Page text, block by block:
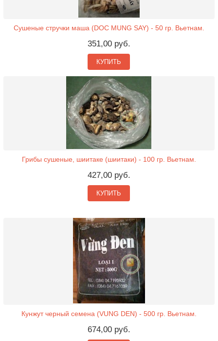
Сушеные стручки маша (DOC MUNG SAY) - 50 гр. Вьетнам.
351,00 руб.
КУПИТЬ
Грибы сушеные, шиитаке (шиитаки) - 100 гр. Вьетнам.
427,00 руб.
КУПИТЬ
Кунжут черный семена (VUNG DEN) - 500 гр. Вьетнам.
674,00 руб.